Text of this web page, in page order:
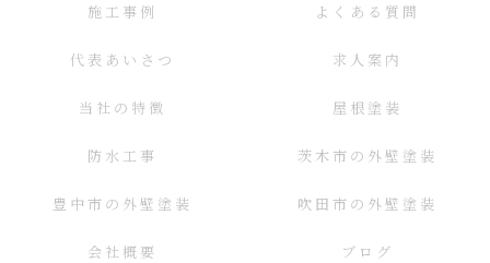
施工事例 よくある質問
代表あいさつ 求人案内
当社の特徴 屋根塗装
防水工事 茨木市の外壁塗装
豊中市の外壁塗装 吹田市の外壁塗装
会社概要 ブログ